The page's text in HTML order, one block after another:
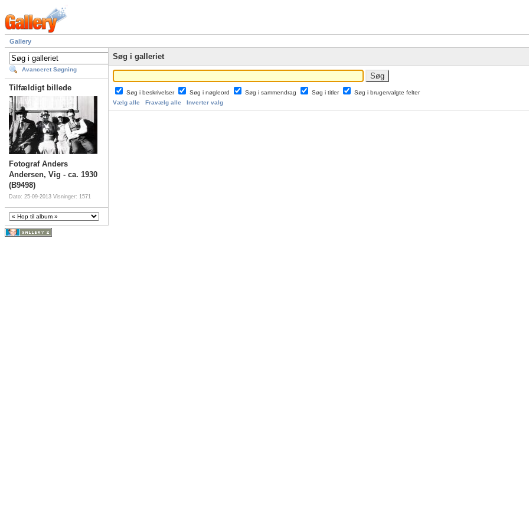
Gallery
Avanceret Søgning
Tilfældigt billede
Fotograf Anders
Andersen, Vig - ca. 1930
(B9498)
Dato: 25-09-2013 Visninger: 1571
Søg i galleriet
Søg i beskrivelser Søg i nøgleord Søg i sammendrag Søg i titler
Søg i brugervalgte felter
Vælg alle
Fravælg alle Inverter valg